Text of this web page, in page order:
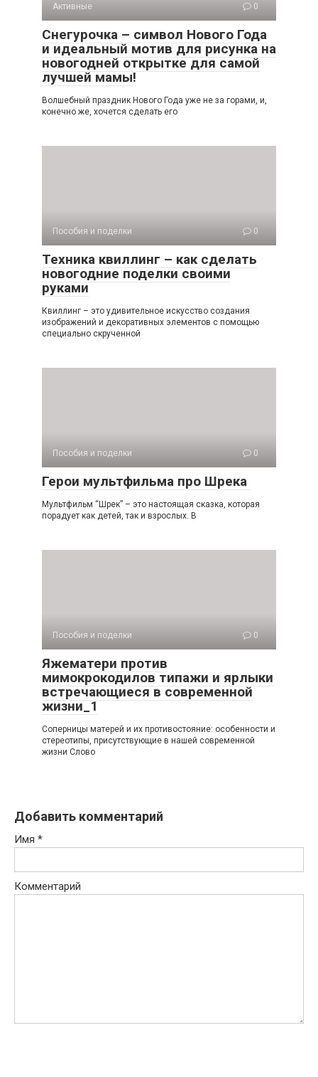
Активные 0
Снегурочка – символ Нового Года
и идеальный мотив для рисунка на
новогодней открытке для самой
лучшей мамы!
Волшебный праздник Нового Года уже не за горами, и,
конечно же, хочется сделать его
Пособия и поделки 0
Техника квиллинг – как сделать
новогодние поделки своими
руками
Квиллинг – это удивительное искусство создания
изображений и декоративных элементов с помощью
специально скрученной
Пособия и поделки 0
Герои мультфильма про Шрека
Мультфильм “Шрек” – это настоящая сказка, которая
порадует как детей, так и взрослых. В
Пособия и поделки 0
Яжематери против
мимокрокодилов типажи и ярлыки
встречающиеся в современной
жизни_1
Соперницы матерей и их противостояние: особенности и
стереотипы, присутствующие в нашей современной
жизни Слово
Добавить комментарий
Имя *
Комментарий